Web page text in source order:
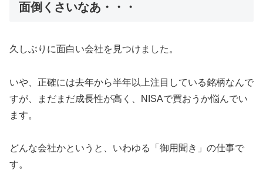
面倒くさいなあ・・・
久しぶりに面白い会社を見つけました。
いや、正確には去年から半年以上注目している銘柄なんで
すが、まだまだ成長性が高く、NISAで買おうか悩んでい
ます。
どんな会社かというと、いわゆる「御用聞き」の仕事で
す。